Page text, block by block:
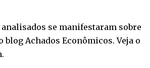
se manifestaram sobre
blog Achados Econômicos. Veja o